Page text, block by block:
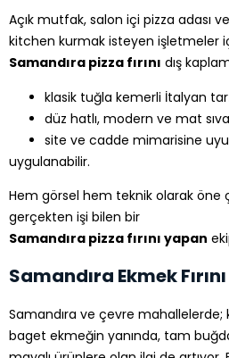
Açık mutfak, salon içi pizza adası
kitchen kurmak isteyen işletmeler
Samandıra pizza fırını dış
klasik tuğla kemerli İtalyan
düz hatlı, modern ve mat
site ve cadde mimarisine
uygulanabilir.
Hem görsel hem teknik olarak öne
gerçekten işi bilen bir
Samandıra pizza fırını yapan
Samandıra Ekmek
Samandıra ve çevre
baget ekmeğin yanında, tam